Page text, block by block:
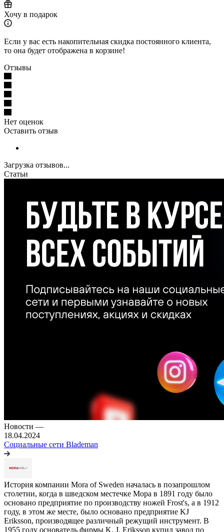
Хочу в подарок
Если у вас есть накопительная скидка постоянного клиента,
то она будет отображена в корзине!
Отзывы
Нет оценок
Оставить отзыв
Загрузка отзывов...
Статьи
Новости —
18.04.2024
Социальные сети Blademan
История компании Mora of Sweden началась в позапрошлом
столетии, когда в шведском местечке Мора в 1891 году было
основано предприятие по производству ножей Frost's, а в 1912
году, в этом же месте, было основано предприятие KJ
Eriksson, производящее различный режущий инструмент. В
1955 году основатель фирмы K. J. Eriksson купил завод по